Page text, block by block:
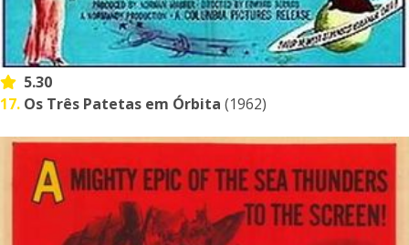
5.30
17. Os Três Patetas em Órbita (1962)